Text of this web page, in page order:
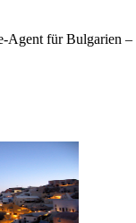
Agent für Bulgarien